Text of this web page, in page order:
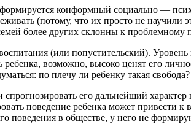
формируется конформный социально —
(потому, что их просто не
более других склонны к проблемному
(или попустительский).
возможно, высоко ценят его
по плечу ли ребенку такая
спрогнозировать его дальнейший
поведение ребенка может привести
поведения в обществе, у него не